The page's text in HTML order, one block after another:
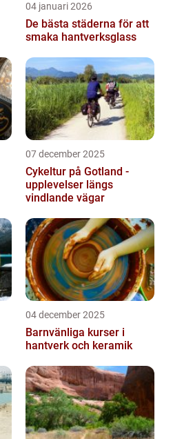
04 januari 2026
De bästa städerna för att
smaka hantverksglass
07 december 2025
Cykeltur på Gotland -
upplevelser längs
vindlande vägar
04 december 2025
Barnvänliga kurser i
hantverk och keramik